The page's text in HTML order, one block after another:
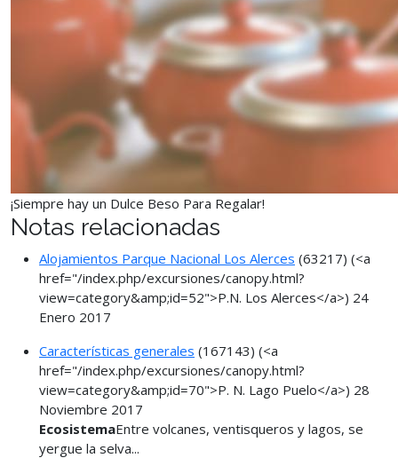
¡Siempre hay un Dulce Beso Para Regalar!
Notas relacionadas
Alojamientos Parque Nacional Los Alerces (63217) (<a
href="/index.php/excursiones/canopy.html?
view=category&amp;id=52">P.N. Los Alerces</a>) 24
Enero 2017
Características generales (167143) (<a
href="/index.php/excursiones/canopy.html?
view=category&amp;id=70">P. N. Lago Puelo</a>) 28
Noviembre 2017
EcosistemaEntre volcanes, ventisqueros y lagos, se
yergue la selva...